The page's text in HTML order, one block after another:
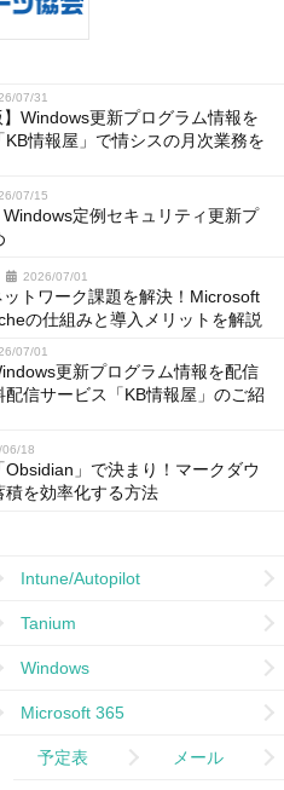
07/31
】Windows更新プログラム情報を
情報屋」で情シスの月次業務を
07/15
Windows定例セキュリティ更新プ
2026/07/01
トワーク課題を解決！Microsoft
の仕組みと導入メリットを解説
07/01
更新プログラム情報を配信
配信サービス「KB情報屋」のご紹
18
Obsidian」で決まり！マークダウ
積を効率化する方法
Intune/Autopilot
Tanium
Windows
Microsoft 365
予定表 メール